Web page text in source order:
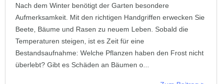
Nach dem Winter benötigt der Garten besondere
Aufmerksamkeit. Mit den richtigen Handgriffen erwecken Sie
Beete, Bäume und Rasen zu neuem Leben. Sobald die
Temperaturen steigen, ist es Zeit für eine
Bestandsaufnahme: Welche Pflanzen haben den Frost nicht
überlebt? Gibt es Schäden an Bäumen o...